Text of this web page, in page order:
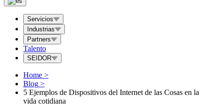
Servicios
Industrias
Partners
Talento
SEIDOR
Home >
Blog >
5 Ejemplos de Dispositivos del Internet de las Cosas en la
vida cotidiana